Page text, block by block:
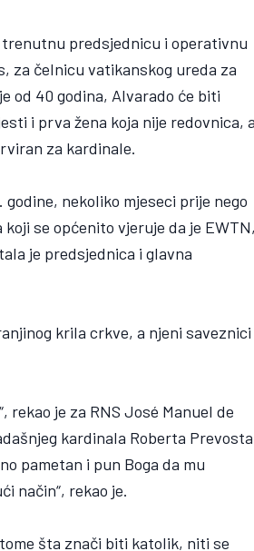
trenutnu predsjednicu i operativnu
za čelnicu vatikanskog ureda za
od 40 godina, Alvarado će biti
i prva žena koja nije redovnica,
za kardinale.
godine, nekoliko mjeseci prije nego
se općenito vjeruje da je
je predsjednica i glavna
krila crkve, a njeni saveznici
rekao je za RNS José Manuel de
kardinala Roberta Prevosta
pametan i pun Boga da mu
način“, rekao je.
šta znači biti katolik, niti se